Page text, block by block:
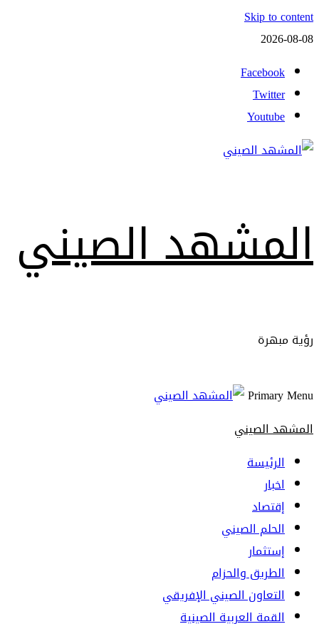
Skip to content
2026-08-08
Facebook
Twitter
Youtube
المشهد الصيني
رؤية مبهرة
Primary Menu
المشهد الصيني
الرئيسة
اخبار
إقتصاد
الحلم الصيني
إستثمار
الطريق والحزام
التعاون الصيني الإفريقي
القمة العربية الصينية